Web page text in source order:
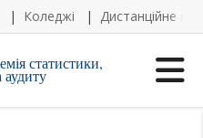
Коледжі Дистанційне
статистики,
аудиту